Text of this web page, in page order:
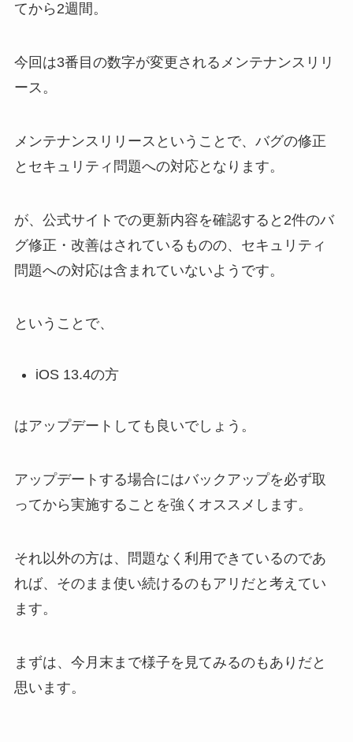
てから2週間。
今回は3番目の数字が変更されるメンテナンスリリ
ース。
メンテナンスリリースということで、バグの修正
とセキュリティ問題への対応となります。
が、公式サイトでの更新内容を確認すると2件のバ
グ修正・改善はされているものの、セキュリティ
問題への対応は含まれていないようです。
ということで、
iOS 13.4の方
はアップデートしても良いでしょう。
アップデートする場合にはバックアップを必ず取
ってから実施することを強くオススメします。
それ以外の方は、問題なく利用できているのであ
れば、そのまま使い続けるのもアリだと考えてい
ます。
まずは、今月末まで様子を見てみるのもありだと
思います。